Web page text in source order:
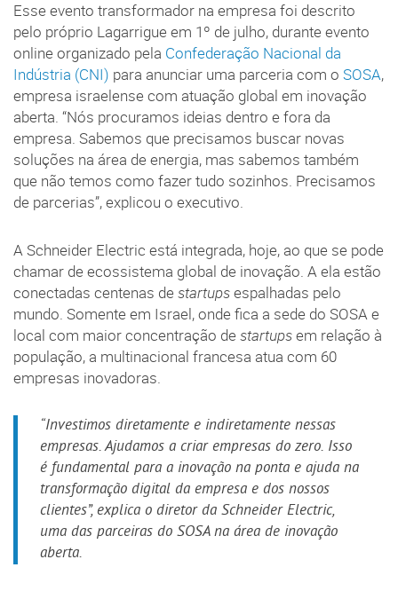
Esse evento transformador na empresa foi descrito
pelo próprio Lagarrigue em 1º de julho, durante evento
online organizado pela Confederação Nacional da
Indústria (CNI) para anunciar uma parceria com o SOSA,
empresa israelense com atuação global em inovação
aberta. “Nós procuramos ideias dentro e fora da
empresa. Sabemos que precisamos buscar novas
soluções na área de energia, mas sabemos também
que não temos como fazer tudo sozinhos. Precisamos
de parcerias”, explicou o executivo.
A Schneider Electric está integrada, hoje, ao que se pode
chamar de ecossistema global de inovação. A ela estão
conectadas centenas destartupsespalhadas pelo
mundo. Somente em Israel, onde fica a sede do SOSA e
local com maior concentração destartupsem relação à
população, a multinacional francesa atua com 60
empresas inovadoras.
“Investimos diretamente e indiretamente nessas
empresas. Ajudamos a criar empresas do zero. Isso
é fundamental para a inovação na ponta e ajuda na
transformação digital da empresa e dos nossos
clientes”, explica o diretor da Schneider Electric,
uma das parceiras do SOSA na área de inovação
aberta.